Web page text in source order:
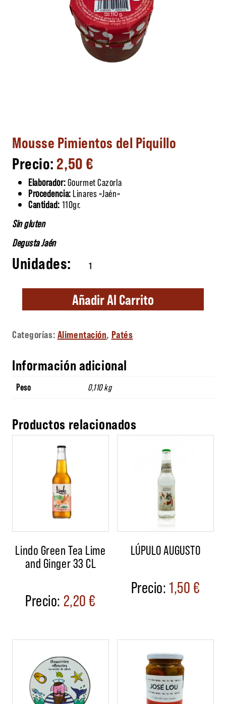
Mousse Pimientos del Piquillo
2,50€
Elaborador:Gourmet Cazorla
Procedencia: Linares «Jaén»
Cantidad: 110gr.
Sin gluten
Degusta Jaén
Mousse Pimientos del Piquillo cantidad
Añadir Al Carrito
Categorías: Alimentación, Patés
Información adicional
Peso 0,110 kg
Productos relacionados
Lindo Green Tea Lime
and Ginger 33 CL
2,20€
LÚPULO AUGUSTO
1,50€